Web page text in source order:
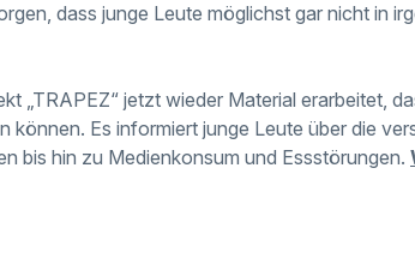
dass junge Leute möglichst gar nicht in
„TRAPEZ“ jetzt wieder Material erarbeitet,
können. Es informiert junge Leute über die
bis hin zu Medienkonsum und Essstörungen.